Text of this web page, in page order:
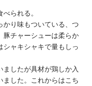
られる。
かり味もついている、つ
豚チャーシューは柔らか
シャキシャキで量もしっ
したが具材が鶏しか入
ました。これからはこち